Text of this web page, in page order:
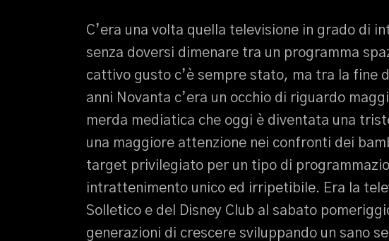
C’era una volta quella televisione in grado di
senza doversi dimenare tra un programma
cattivo gusto c’è sempre stato, ma tra la fine
anni Novanta c’era un occhio di riguardo
merda mediatica che oggi è diventata una
una maggiore attenzione nei confronti dei
target privilegiato per un tipo di
intrattenimento unico ed irripetibile. Era la
Solletico e del Disney Club al sabato
generazioni di crescere sviluppando un sano